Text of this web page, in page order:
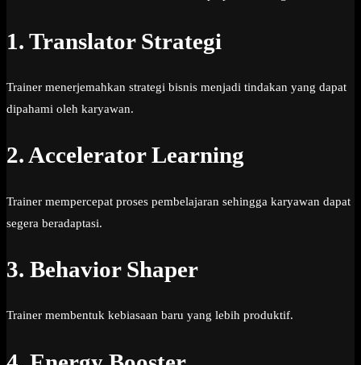
1. Translator Strategi
Trainer menerjemahkan strategi bisnis menjadi tindakan yang dapat
dipahami oleh karyawan.
2. Accelerator Learning
Trainer mempercepat proses pembelajaran sehingga karyawan dapat
segera beradaptasi.
3. Behavior Shaper
Trainer membentuk kebiasaan baru yang lebih produktif.